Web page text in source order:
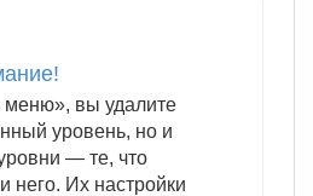
меню», вы удалите
уровень, но и
— те, что
него. Их настройки